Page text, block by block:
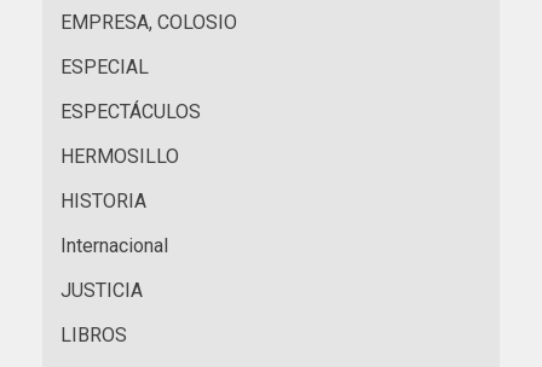
EMPRESA, COLOSIO
ESPECIAL
ESPECTÁCULOS
HERMOSILLO
HISTORIA
Internacional
JUSTICIA
LIBROS